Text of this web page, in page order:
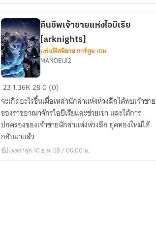
ภารกิจ
พิชิต
ใจ
ตัว
ร้าย
ใน
นิยาย
เรื่อง
โปรด
คืนชีพ
เจ้า
ชาย
แห่ง
ไอ
บีเรีย
[arknights]
คืนชีพเจ้าชายแห่งไอบีเรีย
[arknights]
แฟนฟิคนิยาย การ์ตูน เกม
MANOEIJI2
23 1.36K280 (0)
จะเกิดอะไรขึ้นเมื่อเหล่านักล่าแห่งห่วงลึกได้พบเจ้าชาย
ของราชอาณาจักรไอบีเรียและช่วยเขา และใต้การ
ปกครองของเจ้าชายนักล่าแห่งห่วงลึก ยุคทองใหม่ได้
กลับมาแล้ว
อัปเดตล่าสุด 10 ธ.ค. 68 / 06:00 น.